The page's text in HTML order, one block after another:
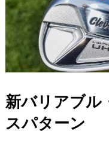
新バリアブル
スパターン